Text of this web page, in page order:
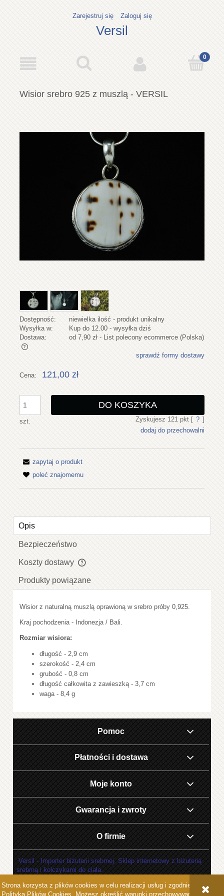
Strona korzysta z plików cookies w celu realizacji usług i zgodnie z
Polityką Plików Cookies . Możesz określić warunki przechowywania
Zarejestruj się Zaloguj się
Versil
Wisior srebro 925 z muszlą - VERSIL
Dostępność:
niewielka ilość - produkt unikalny
Wysyłka w:
Kup do 12.00 - wysyłka dziś
Dostawa:
od 7,90 zł - List polecony ecommerce (Polska)
Cena nie zawiera ewentualnych kosztów płatności
sprawdź formy dostawy
Cena: 121,00 zł
szt.
DO KOSZYKA
Zyskujesz 121 pkt [ ? ]
dodaj do przechowalni
zapytaj o produkt
poleć znajomemu
Opis
Bezpieczeństwo
Koszty dostawy
Cena nie zawiera ewentualnych kosztów płatności
Produkty powiązane
Wisior z naturalną muszlą oprawioną w srebro próby 0,925.
Kraj pochodzenia - Indonezja / Bali.
Rozmiar wisiora:
długość - 2,9 cm
szerokość - 2,4 cm
grubość - 0,8 cm
długość całkowita z zawieszką - 3,7 cm
waga - 8,4 g
Pomoc
Płatności i dostawa
Moje konto
Gwarancja i zwroty
O firmie
Versil - Importer biżuterii srebrnej. Sklep internetowy z biżuterią
srebrną i kolczykami do ciała.
POKAŻ PEŁNĄ WERSJĘ STRONY